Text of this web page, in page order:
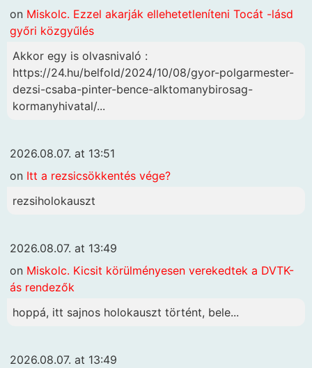
on Miskolc. Ezzel akarják ellehetetleníteni Tocát -lásd
győri közgyűlés
Akkor egy is olvasnivaló :
https://24.hu/belfold/2024/10/08/gyor-polgarmester-
dezsi-csaba-pinter-bence-alktomanybirosag-
kormanyhivatal/...
2026.08.07. at 13:51
on Itt a rezsicsökkentés vége?
rezsiholokauszt
2026.08.07. at 13:49
on Miskolc. Kicsit körülményesen verekedtek a DVTK-
ás rendezők
hoppá, itt sajnos holokauszt történt, bele...
2026.08.07. at 13:49